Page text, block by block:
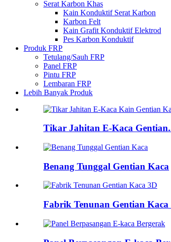
Serat Karbon Khas
Kain Konduktif Serat Karbon
Karbon Felt
Kain Grafit Konduktif Elektrod
Pes Karbon Konduktif
Produk FRP
Tetulang/Sauh FRP
Panel FRP
Pintu FRP
Lembaran FRP
Lebih Banyak Produk
Tikar Jahitan E-Kaca
Benang Tunggal Gentian Kaca
Fabrik Tenunan Gentian Kaca